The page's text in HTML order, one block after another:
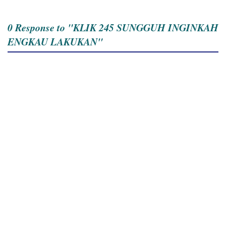
0 Response to "KLIK 245 SUNGGUH INGINKAH
ENGKAU LAKUKAN"